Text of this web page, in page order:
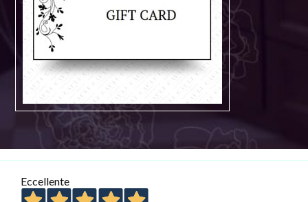
Eccellente